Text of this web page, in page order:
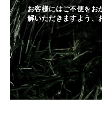
お客様にはご不便をお
解いただきますよう、